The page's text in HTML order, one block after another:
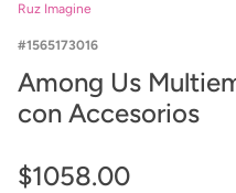
Ruz Imagine
1565173016
Among Us
con Accesorios
$1058.00